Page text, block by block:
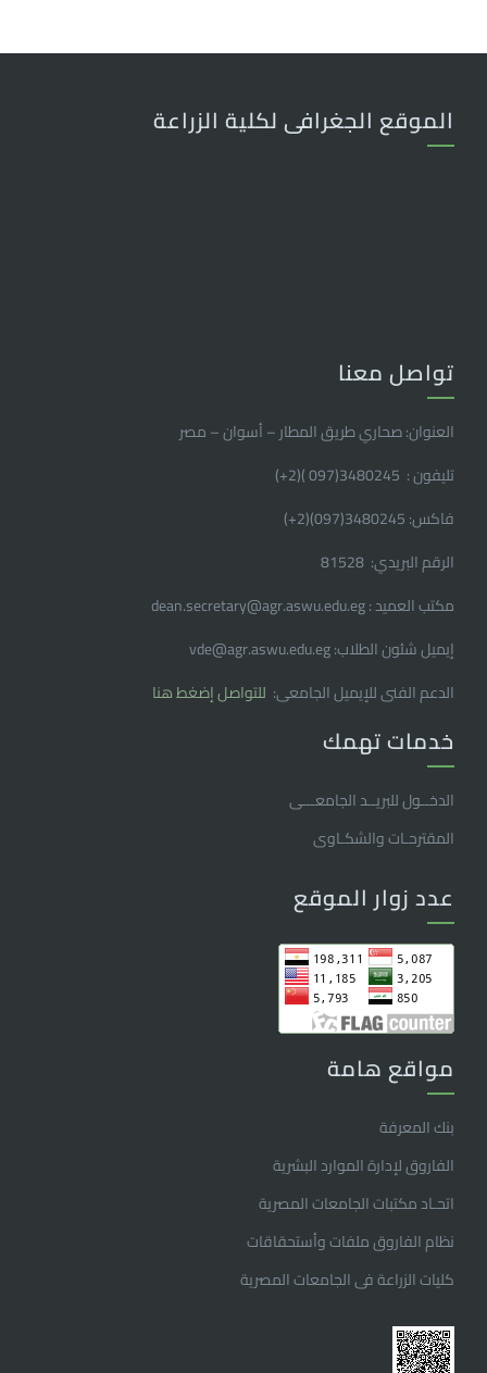
الموقع الجغرافى لكلية الزراعة
تواصل معنا
العنوان: صحاري طريق المطار – أسوان – مصر
تليفون : 3480245(097 )(2
+
)
فاكس: 3480245(097)(2
+
)
الرقم البريدي: 81528
مكتب العميد : dean.secretary@agr.aswu.edu.eg
إيميل شئون الطلاب: vde@agr.aswu.edu.eg
الدعم الفنى للإيميل الجامعى: للتواصل إضغط هنا
خدمات تهمك
الدخــول للبريــد الجامعـــى
المقترحـات والشكـاوى
عدد زوار الموقع
مواقع هامة
بنك المعرفة
الفاروق ﻹدارة الموارد البشرية
اتحـاد مكتبات الجامعات المصرية
نظام الفاروق ملفات وأستحقاقات
كليات الزراعة فى الجامعات المصرية